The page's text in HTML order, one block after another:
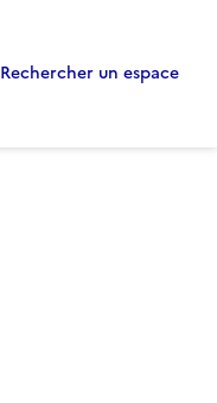
Rechercher un espace